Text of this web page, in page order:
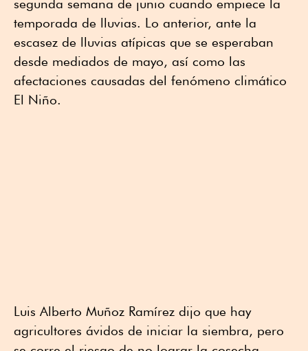
segunda semana de junio cuando empiece la
temporada de lluvias. Lo anterior, ante la
escasez de lluvias atípicas que se esperaban
desde mediados de mayo, así como las
afectaciones causadas del fenómeno climático
El Niño.
Luis Alberto Muñoz Ramírez dijo que hay
agricultores ávidos de iniciar la siembra, pero